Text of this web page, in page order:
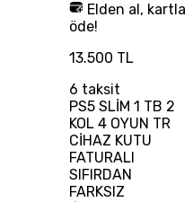
Elden al, kartla
öde!
13.500 TL
6 taksit
PS5 SLİM 1 TB 2
KOL 4 OYUN TR
CİHAZ KUTU
FATURALI
SIFIRDAN
FARKSIZ